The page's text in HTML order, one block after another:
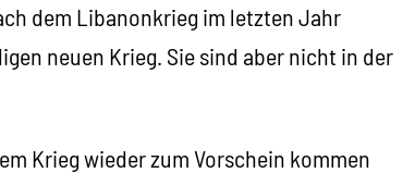
dem Libanonkrieg im letzten Jahr
neuen Krieg. Sie sind aber nicht in der
Krieg wieder zum Vorschein kommen